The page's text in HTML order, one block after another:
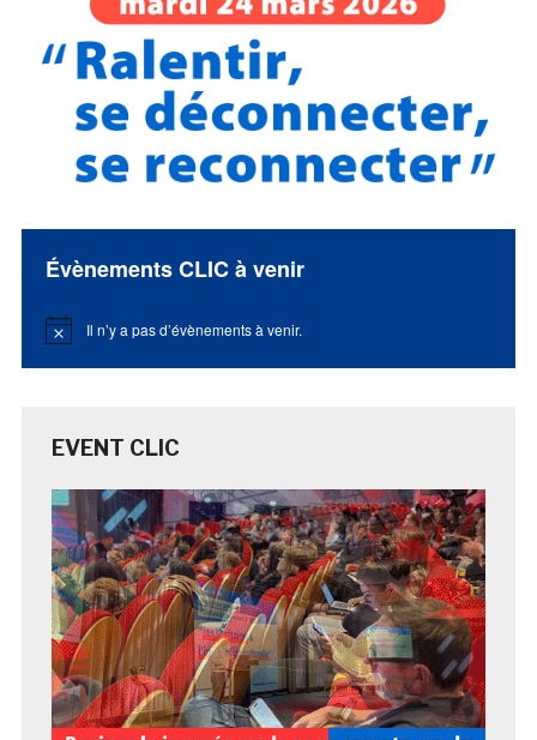
Évènements CLIC à venir
Notice Il n’y a pas d’évènements à venir.
EVENT CLIC